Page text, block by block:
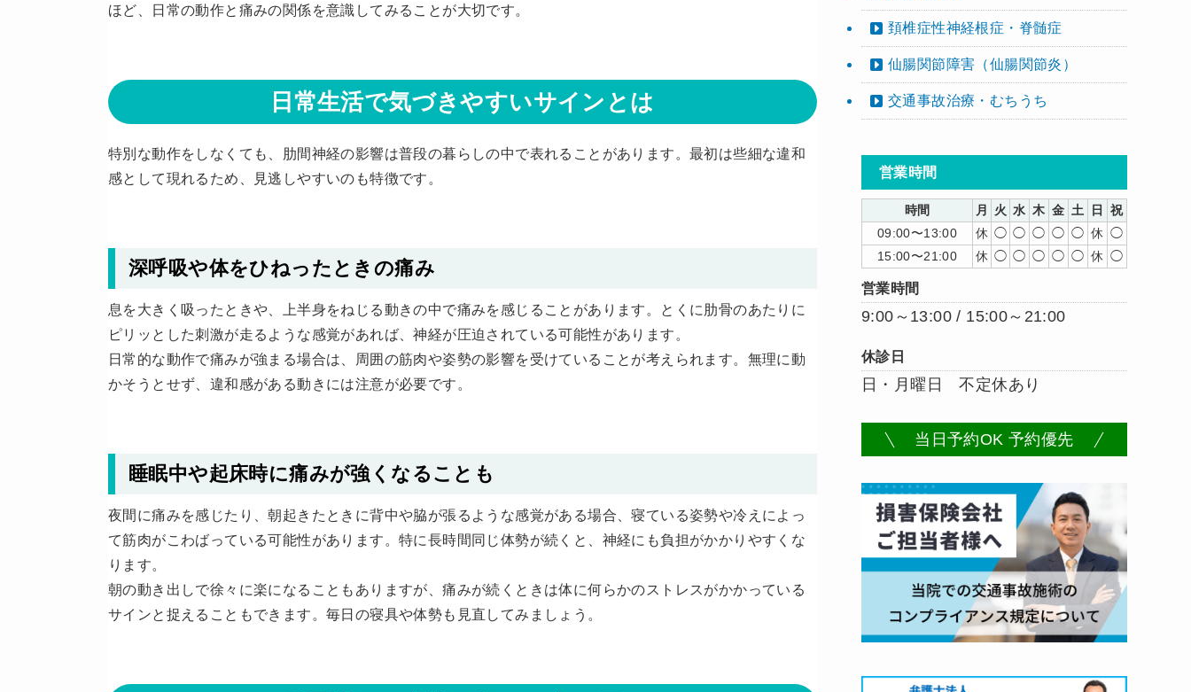
ほど、日常の動作と痛みの関係を意識してみることが大切です。
日常生活で気づきやすいサインとは
特別な動作をしなくても、肋間神経の影響は普段の暮らしの中で表れることがあります。最初は些細な違和
感として現れるため、見逃しやすいのも特徴です。
深呼吸や体をひねったときの痛み
息を大きく吸ったときや、上半身をねじる動きの中で痛みを感じることがあります。とくに肋骨のあたりに
ピリッとした刺激が走るような感覚があれば、神経が圧迫されている可能性があります。
日常的な動作で痛みが強まる場合は、周囲の筋肉や姿勢の影響を受けていることが考えられます。無理に動
かそうとせず、違和感がある動きには注意が必要です。
睡眠中や起床時に痛みが強くなることも
夜間に痛みを感じたり、朝起きたときに背中や脇が張るような感覚がある場合、寝ている姿勢や冷えによっ
て筋肉がこわばっている可能性があります。特に長時間同じ体勢が続くと、神経にも負担がかかりやすくな
ります。
朝の動き出しで徐々に楽になることもありますが、痛みが続くときは体に何らかのストレスがかかっている
サインと捉えることもできます。毎日の寝具や体勢も見直してみましょう。
頚椎症性神経根症・脊髄症
仙腸関節障害（仙腸関節炎）
交通事故治療・むちうち
営業時間
時間 月 火 水 木 金 土 日
祝
09:00〜13:00
休 ◯ ◯ ◯ ◯ ◯ 休 ◯
15:00〜21:00
休 ◯ ◯ ◯ ◯ ◯ 休 ◯
営業時間
9:00～13:00 / 15:00～21:00
休診日
日・月曜日 不定休あり
当日予約OK 予約優先